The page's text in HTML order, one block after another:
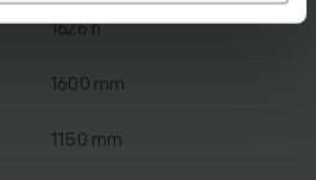
1626 h
1600 mm
1150 mm